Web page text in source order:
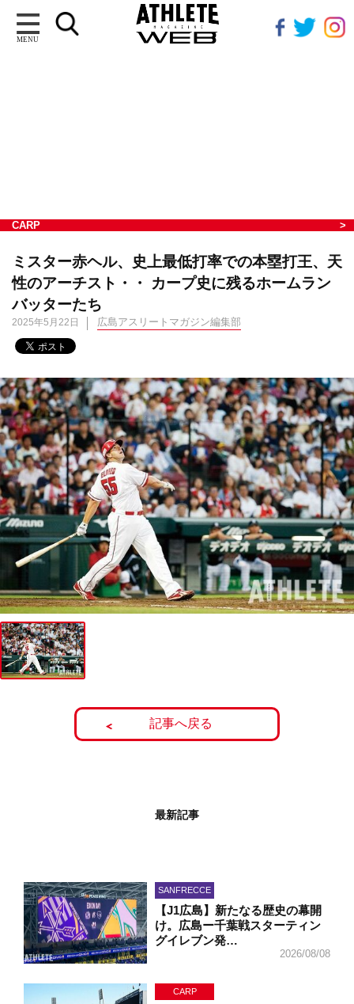
MENU
CARP
ミスター赤ヘル、史上最低打率での本塁打王、天
性のアーチスト・・ カープ史に残るホームラン
バッターたち
2025年5月22日 広島アスリートマガジン編集部
記事へ戻る
最新記事
SANFRECCE
【J1広島】新たなる歴史の幕開
け。広島ー千葉戦スターティン
グイレブン発…
2026/08/08
CARP